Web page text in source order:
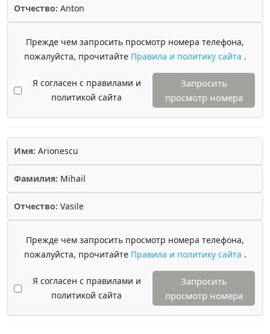
Отчество: Anton
Прежде чем запросить просмотр номера телефона,
пожалуйста, прочитайте Правила и политику сайта .
Я согласен с правилами и
политикой сайта
Запросить
просмотр номера
Имя: Arionescu
Фамилия: Mihail
Отчество: Vasile
Прежде чем запросить просмотр номера телефона,
пожалуйста, прочитайте Правила и политику сайта .
Я согласен с правилами и
политикой сайта
Запросить
просмотр номера